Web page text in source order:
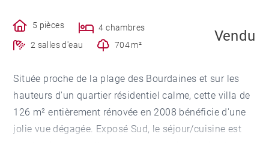
5 pièces
4 chambres
2 salles d'eau
704 m²
Vendu
Située proche de la plage des Bourdaines et sur les
hauteurs d'un quartier résidentiel calme, cette villa de
126 m² entièrement rénovée en 2008 bénéficie d'une
jolie vue dégagée. Exposé Sud, le séjour/cuisine est